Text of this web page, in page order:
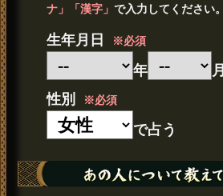
ナ」「漢字」で入力してください。
生年月日 ※必須
年 月
性別
※必須
で占う